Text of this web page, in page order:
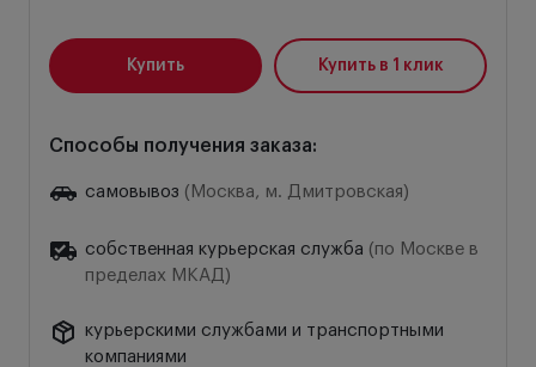
Купить Купить в 1 клик
Способы получения заказа:
самовывоз (Москва, м. Дмитровская)
собственная курьерская служба (по Москве в
пределах МКАД)
курьерскими службами и транспортными
компаниями